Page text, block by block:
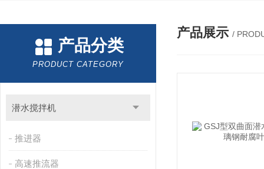
产品分类
PRODUCT CATEGORY
潜水搅拌机
推进器
高速推流器
产品展示 /